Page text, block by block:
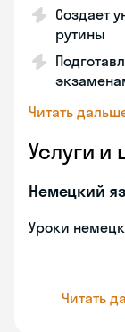
Создает
рутины
Читать
Услуги и
Немецкий
Уроки
Читать